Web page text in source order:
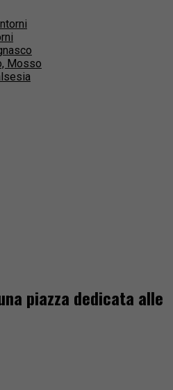
Mosso
piazza dedicata alle